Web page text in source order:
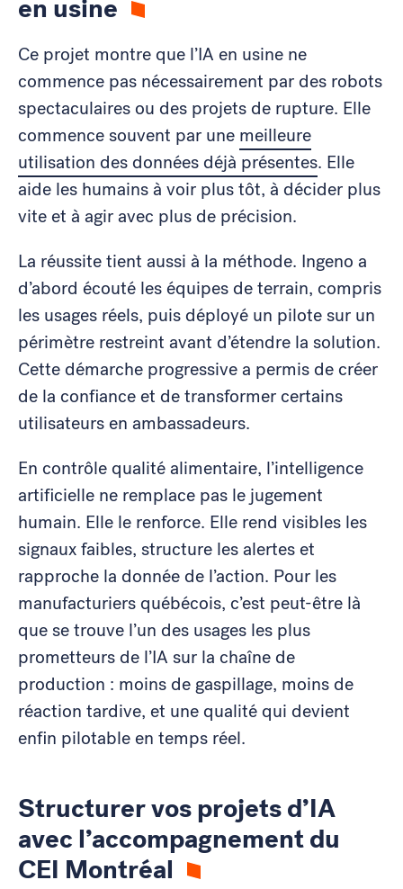
en usine
Ce projet montre que l’IA en usine ne
commence pas nécessairement par des robots
spectaculaires ou des projets de rupture. Elle
commence souvent par une meilleure
utilisation des données déjà présentes. Elle
aide les humains à voir plus tôt, à décider plus
vite et à agir avec plus de précision.
La réussite tient aussi à la méthode. Ingeno a
d’abord écouté les équipes de terrain, compris
les usages réels, puis déployé un pilote sur un
périmètre restreint avant d’étendre la solution.
Cette démarche progressive a permis de créer
de la confiance et de transformer certains
utilisateurs en ambassadeurs.
En contrôle qualité alimentaire, l’intelligence
artificielle ne remplace pas le jugement
humain. Elle le renforce. Elle rend visibles les
signaux faibles, structure les alertes et
rapproche la donnée de l’action. Pour les
manufacturiers québécois, c’est peut-être là
que se trouve l’un des usages les plus
prometteurs de l’IA sur la chaîne de
production : moins de gaspillage, moins de
réaction tardive, et une qualité qui devient
enfin pilotable en temps réel.
Structurer vos projets d’IA
avec l’accompagnement du
CEI Montréal